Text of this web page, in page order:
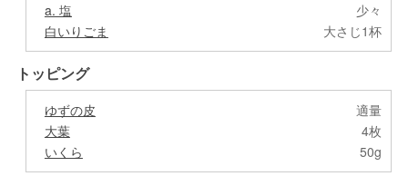
a. 塩
少々
白いりごま
大さじ1杯
トッピング
ゆずの皮
適量
大葉
4枚
いくら
50g